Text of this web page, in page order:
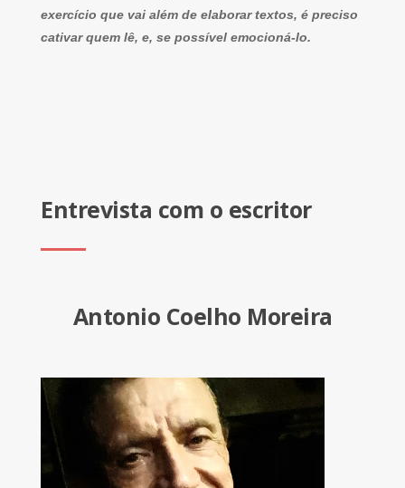
exercício que vai além de elaborar textos, é preciso
cativar quem lê, e, se possível emocioná-lo.
Entrevista com o escritor
Antonio Coelho Moreira